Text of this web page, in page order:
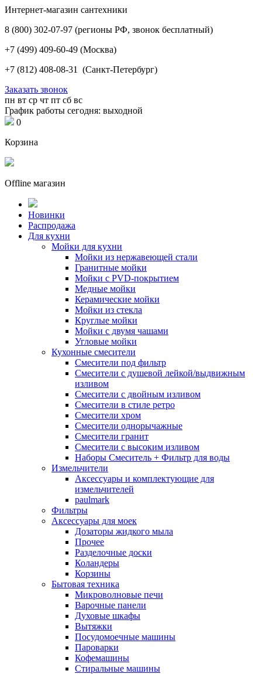
Интернет-магазин сантехники
8 (800) 302-07-97 (регионы РФ, звонок бесплатный)
+7 (499) 409-60-49 (Москва)
+7 (812) 408-08-31 (Санкт-Петербург)
Заказать звонок
пн вт ср чт пт сб вс
График работы сегодня: выходной
0
Корзина
Offline магазин
Новинки
Распродажа
Для кухни
Мойки для кухни
Мойки из нержавеющей стали
Гранитные мойки
Мойки с PVD-покрытием
Медные мойки
Керамические мойки
Мойки из стекла
Круглые мойки
Мойки с двумя чашами
Угловые мойки
Кухонные смесители
Смесители под фильтр
Смесители с душевой лейкой/выдвижным
изливом
Смесители с двойным изливом
Смесители в стиле ретро
Смесители хром
Смесители однорычажные
Смесители гранит
Смесители с высоким изливом
Наборы Смеситель + Фильтр для воды
Измельчители
Аксессуары и комплектующие для
измельчителей
paulmark
Фильтры
Аксессуары для моек
Дозаторы жидкого мыла
Прочее
Разделочные доски
Коландеры
Корзины
Бытовая техника
Микроволновые печи
Варочные панели
Духовые шкафы
Вытяжки
Посудомоечные машины
Пароварки
Кофемашины
Стиральные машины